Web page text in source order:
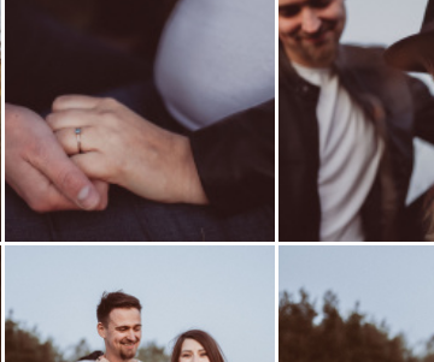
fotografii
fotografii